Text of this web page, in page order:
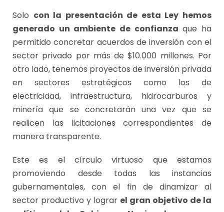
Solo con la presentación de esta Ley hemos
generado un ambiente de confianza que ha
permitido concretar acuerdos de inversión con el
sector privado por más de $10.000 millones. Por
otro lado, tenemos proyectos de inversión privada
en sectores estratégicos como los de
electricidad, infraestructura, hidrocarburos y
minería que se concretarán una vez que se
realicen las licitaciones correspondientes de
manera transparente.
Este es el círculo virtuoso que estamos
promoviendo desde todas las instancias
gubernamentales, con el fin de dinamizar al
sector productivo y lograr el gran objetivo de la